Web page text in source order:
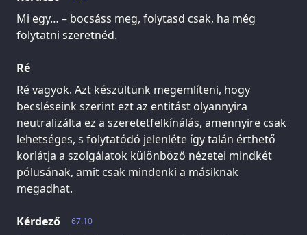
Mi egy… – bocsáss meg, folytasd csak, ha még
folytatni szeretnéd.
Ré
Ré vagyok. Azt készültünk megemlíteni, hogy
becsléseink szerint ezt az entitást olyannyira
neutralizálta ez a szeretetfelkínálás, amennyire csak
lehetséges, s folytatódó jelenléte így talán érthető
korlátja a szolgálatok különböző nézetei mindkét
pólusának, amit csak mindenki a másiknak
megadhat.
67.10
Kérdező